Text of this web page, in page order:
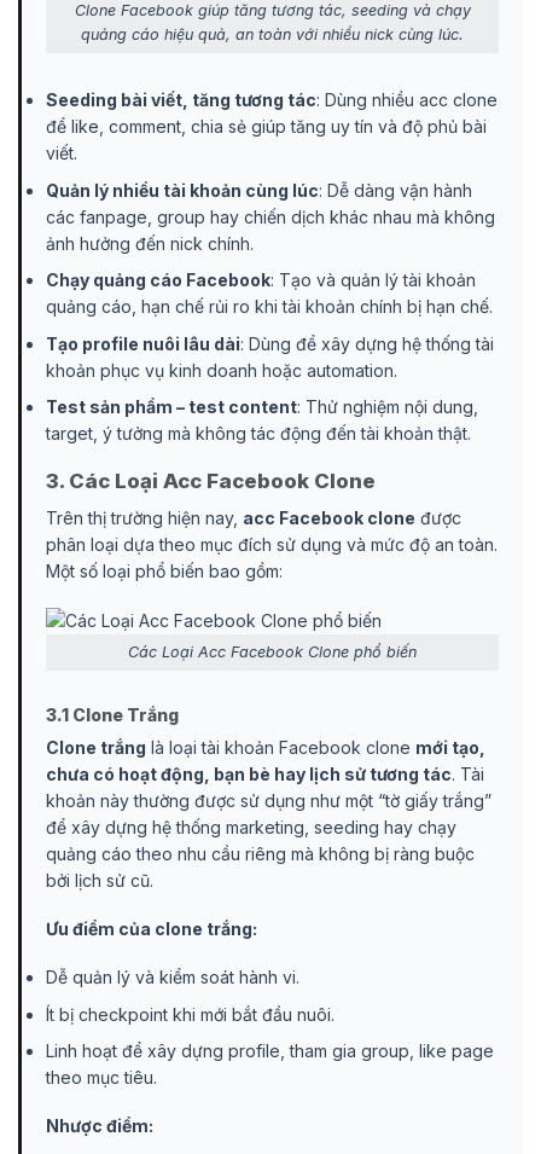
Clone Facebook giúp tăng tương tác, seeding và chạy
quảng cáo hiệu quả, an toàn với nhiều nick cùng lúc.
Seeding bài viết, tăng tương tác: Dùng nhiều acc clone
để like, comment, chia sẻ giúp tăng uy tín và độ phủ bài
viết.
Quản lý nhiều tài khoản cùng lúc: Dễ dàng vận hành
các fanpage, group hay chiến dịch khác nhau mà không
ảnh hưởng đến nick chính.
Chạy quảng cáo Facebook: Tạo và quản lý tài khoản
quảng cáo, hạn chế rủi ro khi tài khoản chính bị hạn chế.
Tạo profile nuôi lâu dài: Dùng để xây dựng hệ thống tài
khoản phục vụ kinh doanh hoặc automation.
Test sản phẩm – test content: Thử nghiệm nội dung,
target, ý tưởng mà không tác động đến tài khoản thật.
3. Các Loại Acc Facebook Clone
Trên thị trường hiện nay, acc Facebook clone được
phân loại dựa theo mục đích sử dụng và mức độ an toàn.
Một số loại phổ biến bao gồm:
Các Loại Acc Facebook Clone phổ biến
3.1 Clone Trắng
Clone trắng là loại tài khoản Facebook clone mới tạo,
chưa có hoạt động, bạn bè hay lịch sử tương tác. Tài
khoản này thường được sử dụng như một “tờ giấy trắng”
để xây dựng hệ thống marketing, seeding hay chạy
quảng cáo theo nhu cầu riêng mà không bị ràng buộc
bởi lịch sử cũ.
Ưu điểm của clone trắng:
Dễ quản lý và kiểm soát hành vi.
Ít bị checkpoint khi mới bắt đầu nuôi.
Linh hoạt để xây dựng profile, tham gia group, like page
theo mục tiêu.
Nhược điểm: